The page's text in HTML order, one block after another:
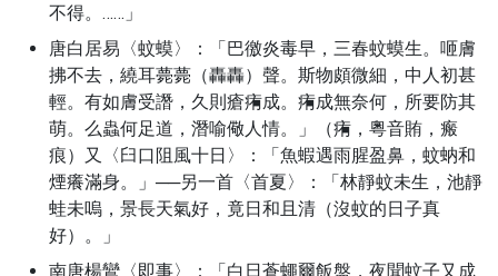
不得。……」
唐白居易〈蚊蟆〉：「巴徼炎毒早，三春蚊蟆生。咂膚
拂不去，繞耳薨薨（轟轟）聲。斯物頗微細，中人初甚
輕。有如膚受譖，久則瘡痏成。痏成無奈何，所要防其
萌。么蟲何足道，潛喻儆人情。」（痏，粵音賄，瘢
痕）又〈臼口阻風十日〉：「魚蝦遇雨腥盈鼻，蚊蚋和
煙癢滿身。」──另一首〈首夏〉：「林靜蚊未生，池靜
蛙未嗚，景長天氣好，竟日和且清（沒蚊的日子真
好）。」
南唐楊鸞〈即事〉：「白日蒼蠅爾飯盤，夜聞蚊子又成